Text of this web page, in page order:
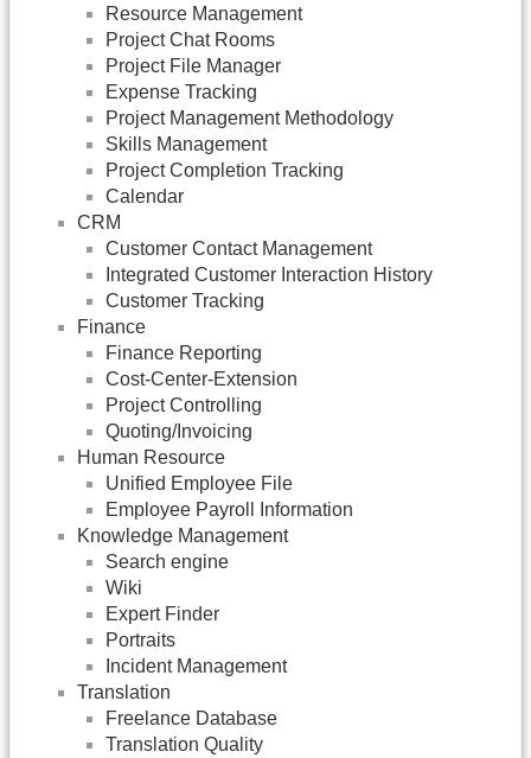
Resource Management
Project Chat Rooms
Project File Manager
Expense Tracking
Project Management Methodology
Skills Management
Project Completion Tracking
Calendar
CRM
Customer Contact Management
Integrated Customer Interaction History
Customer Tracking
Finance
Finance Reporting
Cost-Center-Extension
Project Controlling
Quoting/Invoicing
Human Resource
Unified Employee File
Employee Payroll Information
Knowledge Management
Search engine
Wiki
Expert Finder
Portraits
Incident Management
Translation
Freelance Database
Translation Quality